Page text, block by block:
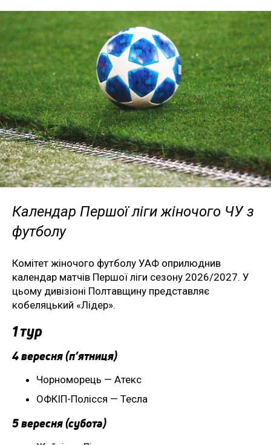
Календар Першої ліги жіночого ЧУ з
футболу
Комітет жіночого футболу УАФ оприлюднив
календар матчів Першої ліги сезону 2026/2027. У
цьому дивізіоні Полтавщину представляє
кобеляцький «Лідер».
1 тур
4 вересня (п’ятниця)
Чорноморець — Атекс
ОФКІП-Полісся — Тесла
5 вересня (субота)